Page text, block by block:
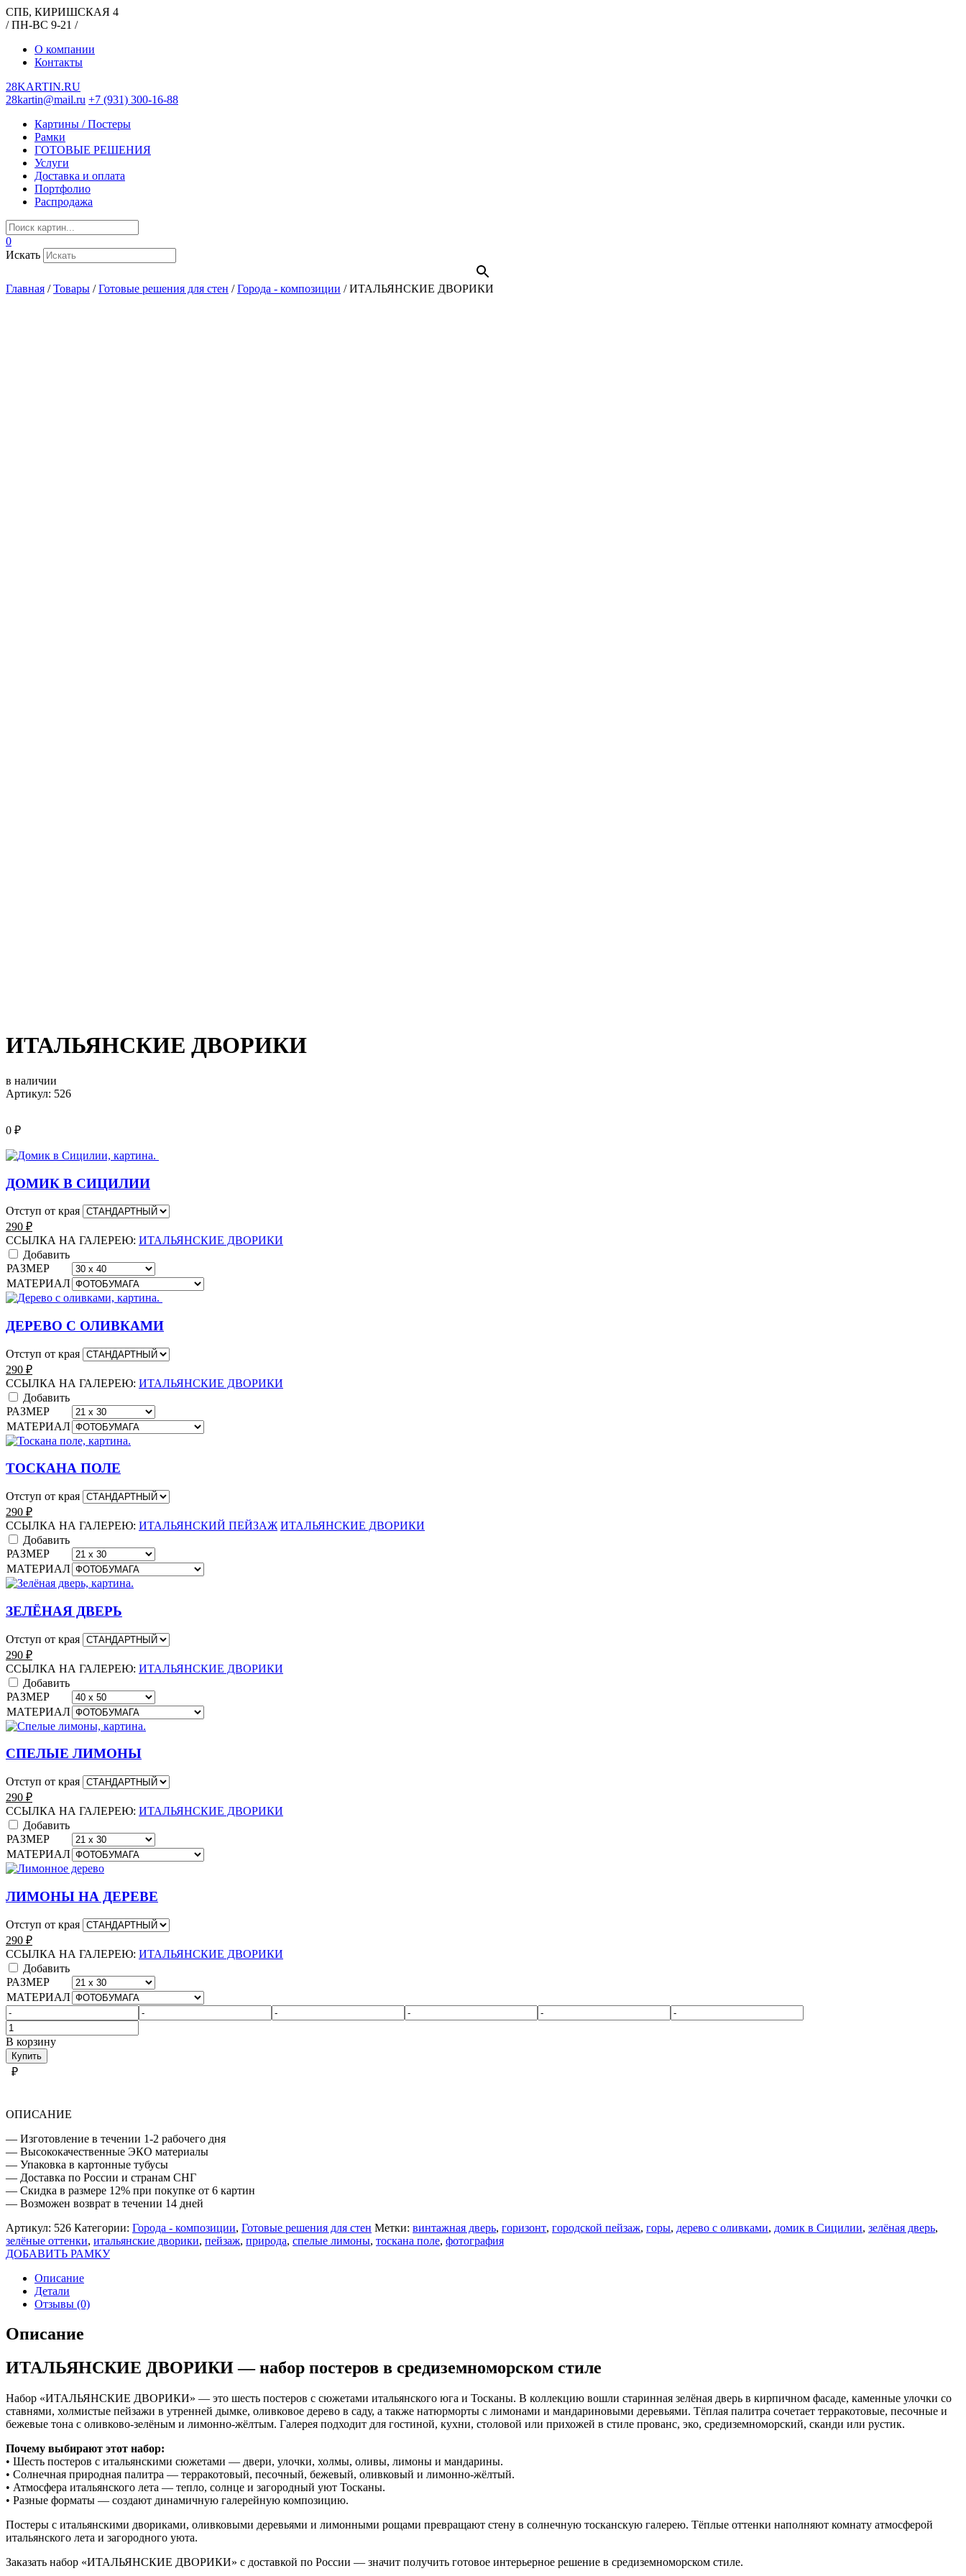
СПБ, КИРИШСКАЯ 4
/ ПН-ВС 9-21 /
О компании
Контакты
28KARTIN.RU
28kartin@mail.ru +7 (931) 300-16-88
Картины / Постеры
Рамки
ГОТОВЫЕ РЕШЕНИЯ
Услуги
Доставка и оплата
Портфолио
Распродажа
0
Искать
Главная /Товары /Готовые решения для стен /Города - композиции /ИТАЛЬЯНСКИЕ ДВОРИКИ
ИТАЛЬЯНСКИЕ ДВОРИКИ
в наличии
Артикул: 526
0 ₽
ДОМИК В СИЦИЛИИ
Отступ от края
290 ₽
ССЫЛКА НА ГАЛЕРЕЮ: ИТАЛЬЯНСКИЕ ДВОРИКИ
Добавить
РАЗМЕР
МАТЕРИАЛ
ДЕРЕВО С ОЛИВКАМИ
Отступ от края
290 ₽
ССЫЛКА НА ГАЛЕРЕЮ: ИТАЛЬЯНСКИЕ ДВОРИКИ
Добавить
РАЗМЕР
МАТЕРИАЛ
ТОСКАНА ПОЛЕ
Отступ от края
290 ₽
ССЫЛКА НА ГАЛЕРЕЮ: ИТАЛЬЯНСКИЙ ПЕЙЗАЖ ИТАЛЬЯНСКИЕ ДВОРИКИ
Добавить
РАЗМЕР
МАТЕРИАЛ
ЗЕЛЁНАЯ ДВЕРЬ
Отступ от края
290 ₽
ССЫЛКА НА ГАЛЕРЕЮ: ИТАЛЬЯНСКИЕ ДВОРИКИ
Добавить
РАЗМЕР
МАТЕРИАЛ
СПЕЛЫЕ ЛИМОНЫ
Отступ от края
290 ₽
ССЫЛКА НА ГАЛЕРЕЮ: ИТАЛЬЯНСКИЕ ДВОРИКИ
Добавить
РАЗМЕР
МАТЕРИАЛ
ЛИМОНЫ НА ДЕРЕВЕ
Отступ от края
290 ₽
ССЫЛКА НА ГАЛЕРЕЮ: ИТАЛЬЯНСКИЕ ДВОРИКИ
Добавить
РАЗМЕР
МАТЕРИАЛ
Количество
товара
ИТАЛЬЯНСКИЕ
ДВОРИКИ
В корзину
Купить
₽
ОПИСАНИЕ
— Изготовление в течении 1-2 рабочего дня
— Высококачественные ЭКО материалы
— Упаковка в картонные тубусы
— Доставка по России и странам СНГ
— Скидка в размере 12% при покупке от 6 картин
— Возможен возврат в течении 14 дней
Артикул: 526 Категории: Города - композиции, Готовые решения для стен Метки: винтажная дверь, горизонт, городской пейзаж, горы, дерево с оливками, домик в Сицилии, зелёная дверь,
зелёные оттенки, итальянские дворики, пейзаж, природа, спелые лимоны, тоскана поле, фотография
ДОБАВИТЬ РАМКУ
Описание
Детали
Отзывы (0)
Описание
ИТАЛЬЯНСКИЕ ДВОРИКИ — набор постеров в средиземноморском стиле
Набор «ИТАЛЬЯНСКИЕ ДВОРИКИ» — это шесть постеров с сюжетами итальянского юга и Тосканы. В коллекцию вошли старинная зелёная дверь в кирпичном фасаде, каменные улочки со
ставнями, холмистые пейзажи в утренней дымке, оливковое дерево в саду, а также натюрморты с лимонами и мандариновыми деревьями. Тёплая палитра сочетает терракотовые, песочные и
бежевые тона с оливково-зелёным и лимонно-жёлтым. Галерея подходит для гостиной, кухни, столовой или прихожей в стиле прованс, эко, средиземноморский, сканди или рустик.
Почему выбирают этот набор:
• Шесть постеров с итальянскими сюжетами — двери, улочки, холмы, оливы, лимоны и мандарины.
• Солнечная природная палитра — терракотовый, песочный, бежевый, оливковый и лимонно-жёлтый.
• Атмосфера итальянского лета — тепло, солнце и загородный уют Тосканы.
• Разные форматы — создают динамичную галерейную композицию.
Постеры с итальянскими двориками, оливковыми деревьями и лимонными рощами превращают стену в солнечную тосканскую галерею. Тёплые оттенки наполняют комнату атмосферой
итальянского лета и загородного уюта.
Заказать набор «ИТАЛЬЯНСКИЕ ДВОРИКИ» с доставкой по России — значит получить готовое интерьерное решение в средиземноморском стиле.